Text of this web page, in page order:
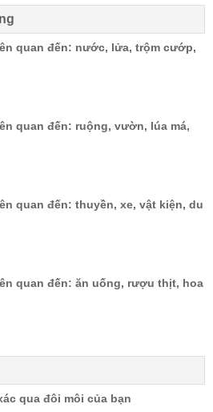
quan đến: nước, lửa, trộm cướp,
quan đến: ruộng, vườn, lúa má,
quan đến: thuyền, xe, vật kiện, du
quan đến: ăn uống, rượu thịt, hoa
qua đôi môi của bạn